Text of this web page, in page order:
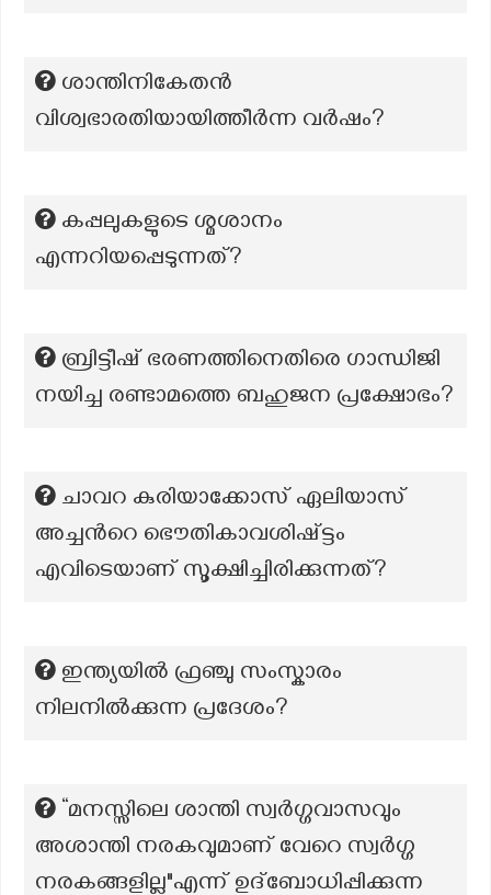
ശാന്തിനികേതൻ
വിശ്വഭാരതിയായിത്തീർന്ന വർഷം?
കപ്പലുകളുടെ ശ്മശാനം
എന്നറിയപ്പെടുന്നത്?
ബ്രിട്ടീഷ് ഭരണത്തിനെതിരെ ഗാന്ധിജി
നയിച്ച രണ്ടാമത്തെ ബഹുജന പ്രക്ഷോഭം?
ചാവറ കുരിയാക്കോസ് ഏലിയാസ്
അച്ചന്‍റെ ഭൌതികാവശിഷ്ട്ടം
എവിടെയാണ് സൂക്ഷിച്ചിരിക്കുന്നത്?
ഇന്ത്യയിൽ ഫ്രഞ്ചു സംസ്കാരം
നിലനിൽക്കുന്ന പ്രദേശം?
“മനസ്സിലെ ശാന്തി സ്വർഗ്ഗവാസവും
അശാന്തി നരകവുമാണ് വേറെ സ്വർഗ്ഗ
നരകങ്ങളില്ല"എന്ന് ഉദ്ബോധിപ്പിക്കുന്ന